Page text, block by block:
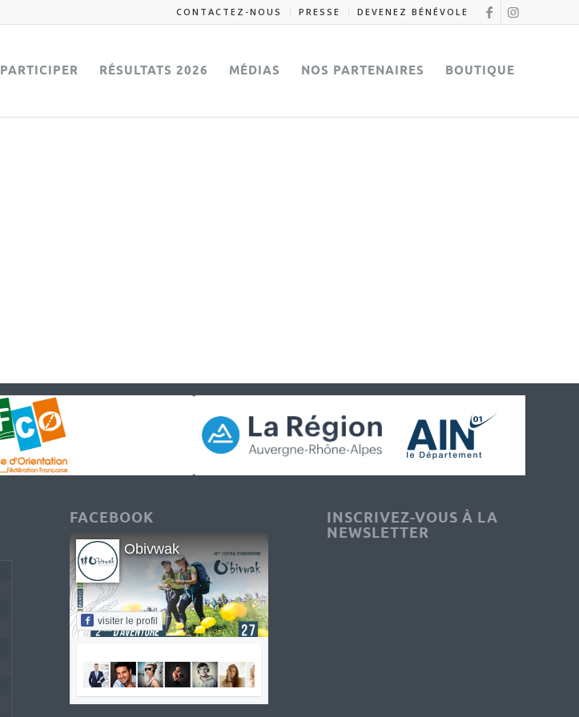
CONTACTEZ-NOUS PRESSE DEVENEZ BÉNÉVOLE
PARTICIPER RÉSULTATS 2026 MÉDIAS NOS PARTENAIRES BOUTIQUE
FACEBOOK
Obivwak
visiter le profil
INSCRIVEZ-VOUS À LA
NEWSLETTER